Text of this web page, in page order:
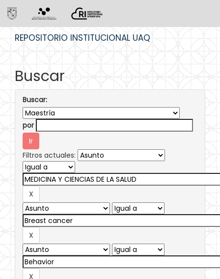
REPOSITORIO INSTITUCIONAL UAQ
Buscar
Buscar:
por
Filtros actuales: